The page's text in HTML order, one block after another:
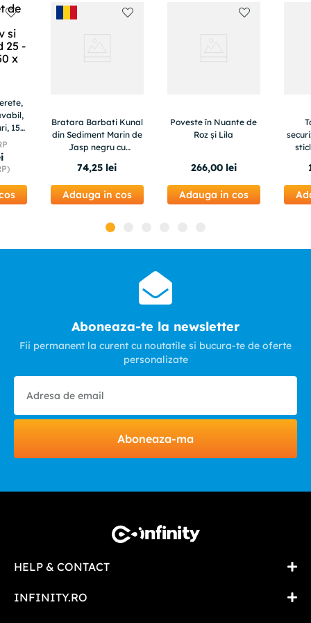
150
Bratara Barbati Kunal
din Sediment Marin de
Jasp negru cu
aurit
74,25 lei
Adauga in cos
Poveste în Nuante de
Roz și Lila
266,00 lei
Adauga in cos
Aboneaza-te la newsletter
Fii permanent la curent cu noutatile si bucura-te de oferte
personalizate
Aboneaza-ma
HELP & CONTACT
INFINITY.RO